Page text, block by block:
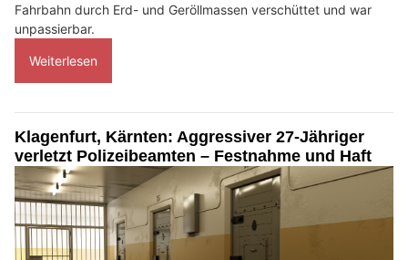
Fahrbahn durch Erd- und Geröllmassen verschüttet und war
unpassierbar.
Weiterlesen
Klagenfurt, Kärnten: Aggressiver 27-Jähriger
verletzt Polizeibeamten – Festnahme und Haft